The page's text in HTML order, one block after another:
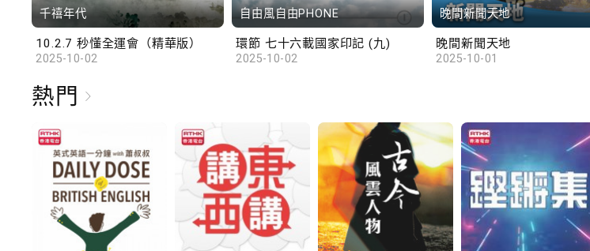
千禧年代
10.2.7 秒懂全運會（精華版）
2025-10-02
自由風自由PHONE
環節 七十六載國家印記 (九)
2025-10-02
晚間新聞天地
晚間新聞天地
2025-10-01
熱門